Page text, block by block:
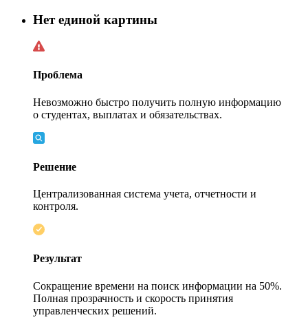
Нет единой картины
Проблема
Невозможно быстро получить полную информацию
о студентах, выплатах и обязательствах.
Решение
Централизованная система учета, отчетности и
контроля.
Результат
Сокращение времени на поиск информации на 50%.
Полная прозрачность и скорость принятия
управленческих решений.